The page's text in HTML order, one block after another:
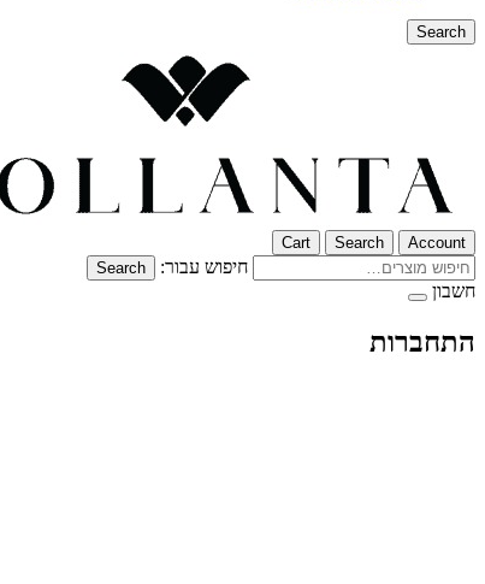
Search
Account
Search
Cart
חיפוש עבור: Search
חשבון
התחברות